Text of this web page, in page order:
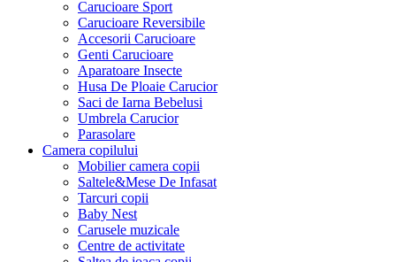
Carucioare Sport
Carucioare Reversibile
Accesorii Carucioare
Genti Carucioare
Aparatoare Insecte
Husa De Ploaie Carucior
Saci de Iarna Bebelusi
Umbrela Carucior
Parasolare
Camera copilului
Mobilier camera copii
Saltele&Mese De Infasat
Tarcuri copii
Baby Nest
Carusele muzicale
Centre de activitate